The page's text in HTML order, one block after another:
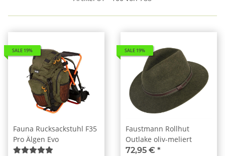
SALE 19%
Fauna Rucksackstuhl F35
Pro Älgen Evo
SALE 19%
Faustmann Rollhut
Outlake oliv-meliert
72,95 € *